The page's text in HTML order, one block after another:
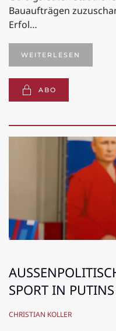
Bauaufträgen
Erfol…
WEITERLESEN
ABO
PORT IN PUTINS
CHRISTIAN KOLLER